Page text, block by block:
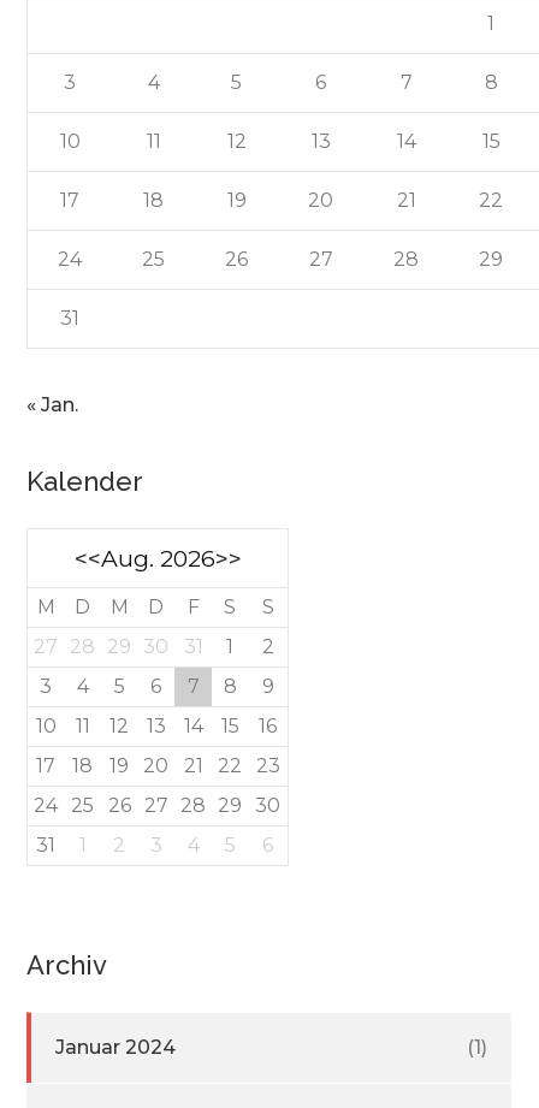
1
3 4 5 6 7 8
10 11 12 13 14 15
17 18 19 20 21 22
24 25 26 27 28 29
31
« Jan.
Kalender
<<Aug. 2026>>
M D M D F S
S
27
28 29 30 31 1
2
3
4 5 6 7 8
9
10
11 12 13 14 15
16
17
18 19 20 21 22
23
24
25 26 27 28 29
30
31
1 2 3 4 5 6
Archiv
Januar 2024 (1)